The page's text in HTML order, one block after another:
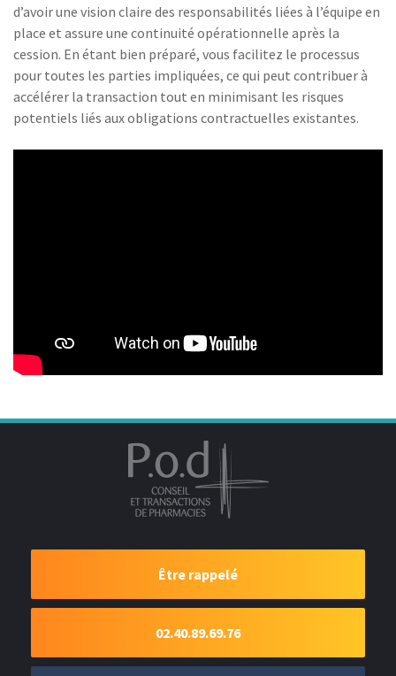
d’avoir une vision claire des responsabilités liées à l’équipe en
place et assure une continuité opérationnelle après la
cession. En étant bien préparé, vous facilitez le processus
pour toutes les parties impliquées, ce qui peut contribuer à
accélérer la transaction tout en minimisant les risques
potentiels liés aux obligations contractuelles existantes.
Être rappelé
02.40.89.69.76